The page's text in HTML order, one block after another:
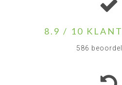
8.9 / 10
586